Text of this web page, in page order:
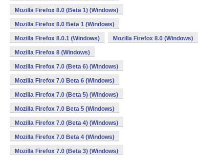
Mozilla Firefox 8.0 (Beta 1) (Windows)
Mozilla Firefox 8.0 Beta 1 (Windows)
Mozilla Firefox 8.0.1 (Windows) Mozilla Firefox 8.0 (Windows)
Mozilla Firefox 8 (Windows)
Mozilla Firefox 7.0 (Beta 6) (Windows)
Mozilla Firefox 7.0 Beta 6 (Windows)
Mozilla Firefox 7.0 (Beta 5) (Windows)
Mozilla Firefox 7.0 Beta 5 (Windows)
Mozilla Firefox 7.0 (Beta 4) (Windows)
Mozilla Firefox 7.0 Beta 4 (Windows)
Mozilla Firefox 7.0 (Beta 3) (Windows)